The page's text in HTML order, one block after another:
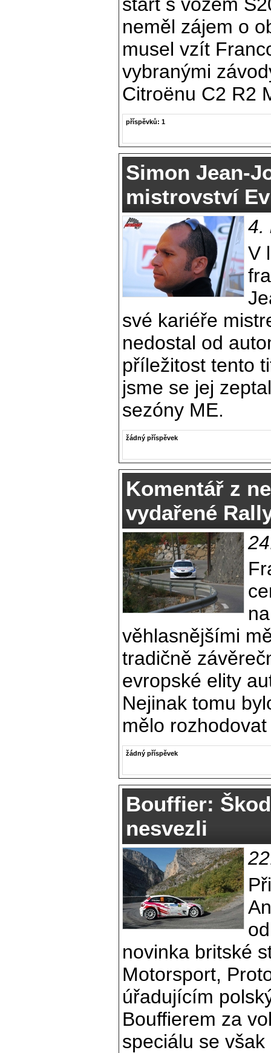
neměl zájem o
musel vzít
vybranými
Citroënu C2 R2
příspěvků: 1
Simon Jean-
mistrovství
4.
V
své kariéře
nedostal od
příležitost tento
jsme se jej
sezóny ME.
žádný příspěvek
Komentář z
vydařené
věhlasnějšími
tradičně
evropské elity
Nejinak tomu
mělo
žádný příspěvek
Bouffier:
nesvezli
novinka britské
Motorsport,
úřadujícím
Bouffierem za
speciálu se